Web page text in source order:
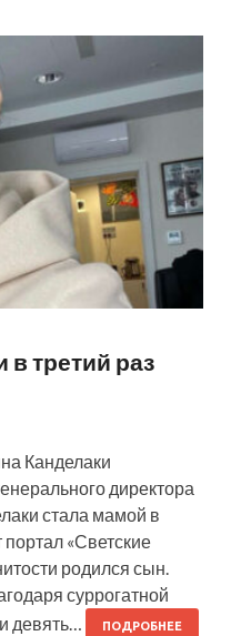
третий раз
Канделаки
директора
стала мамой в
«Светские
родился сын.
суррогатной
девять…
ПОДРОБНЕЕ